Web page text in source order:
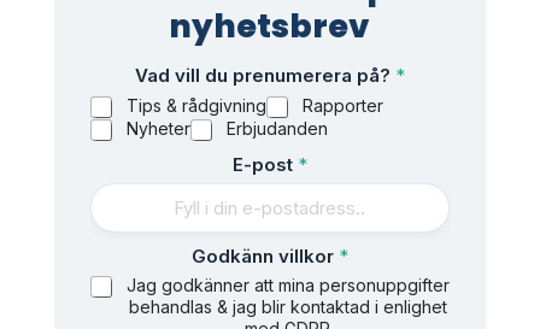
nyhetsbrev
Vad vill du prenumerera på? *
Tips & rådgivning
Rapporter
Nyheter
Erbjudanden
E-post *
G
d
k
Godkänn villkor *
Jag godkänner att mina personuppgifter
behandlas & jag blir kontaktad i enlighet